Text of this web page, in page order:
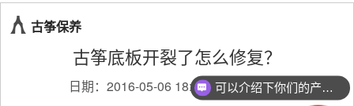
古筝保养
古筝底板开裂了怎么修复？
日期：2016-05-06 18:11:17 喜欢450 可以介绍下你们的产品么？